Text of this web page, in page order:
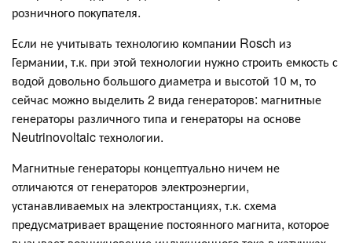
розничного покупателя.
Если не учитывать технологию компании Rosch из
Германии, т.к. при этой технологии нужно строить емкость с
водой довольно большого диаметра и высотой 10 м, то
сейчас можно выделить 2 вида генераторов: магнитные
генераторы различного типа и генераторы на основе
Neutrinovoltaic технологии.
Магнитные генераторы концептуально ничем не
отличаются от генераторов электроэнергии,
устанавливаемых на электростанциях, т.к. схема
предусматривает вращение постоянного магнита, которое